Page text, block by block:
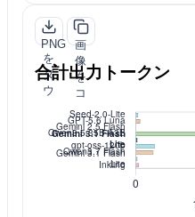
PNG
を
ダ
ウ
ー
画
像
を
コ
ー
合計出力トークン